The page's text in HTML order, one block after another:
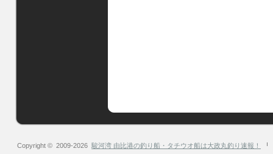
Copyright © 2009-2026 駿河湾 由比港の釣り船・タチウオ船は大政丸釣り速報！